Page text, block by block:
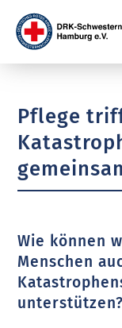
Pflege
Wie können
Menschen
unterstützen?